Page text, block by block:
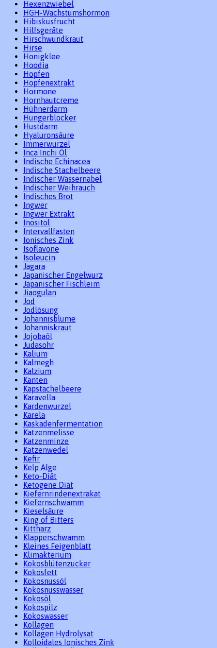
Hexenzwiebel
HGH-Wachstumshormon
Hibiskusfrucht
Hilfsgeräte
Hirschwundkraut
Hirse
Honigklee
Hoodia
Hopfen
Hopfenextrakt
Hormone
Hornhautcreme
Hühnerdarm
Hungerblocker
Hustdarm
Hyaluronsäure
Immerwurzel
Inca Inchi Öl
Indische Echinacea
Indische Stachelbeere
Indischer Wassernabel
Indischer Weihrauch
Indisches Brot
Ingwer
Ingwer Extrakt
Inositol
Intervallfasten
Ionisches Zink
Isoflavone
Isoleucin
Jagara
Japanischer Engelwurz
Japanischer Fischleim
Jiaogulan
Jod
Jodlösung
Johannisblume
Johanniskraut
Jojobaöl
Judasohr
Kalium
Kalmegh
Kalzium
Kanten
Kapstachelbeere
Karavella
Kardenwurzel
Karela
Kaskadenfermentation
Katzenmelisse
Katzenminze
Katzenwedel
Kefir
Kelp Alge
Keto-Diät
Ketogene Diät
Kiefernrindenextrakat
Kiefernschwamm
Kieselsäure
King of Bitters
Kittharz
Klapperschwamm
Kleines Feigenblatt
Klimakterium
Kokosblütenzucker
Kokosfett
Kokosnussöl
Kokosnusswasser
Kokosöl
Kokospilz
Kokoswasser
Kollagen
Kollagen Hydrolysat
Kolloidales Ionisches Zink